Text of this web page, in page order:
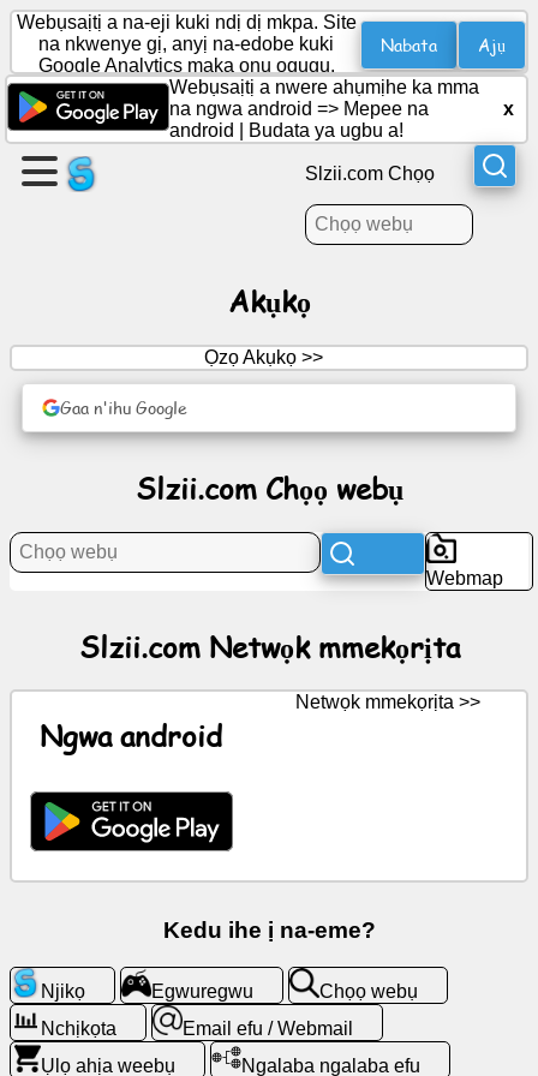
Mepụta
ibe
Mepụta
Akụkọ
Kpaa
Egwuregwu
Chọọ
Webụsaịtị a na-eji kuki ndị dị mkpa. Site
na nkwenye gị, anyị na-edobe kuki
Google Analytics maka ọnụ ọgụgụ.
Nabata Ajụ
Webụsaịtị a nwere ahụmịhe ka mma
na ngwa android => Mepee na
android
Budata ya ugbu a!
x
Slzii.com Chọọ
Akụkọ
Ọzọ Akụkọ >>
Gaa n'ihu Google
Slzii.com Chọọ webụ
Webmap
Slzii.com Netwọk mmekọrịta
Ngwa android
Netwọk mmekọrịta >>
Kedu ihe ị na-eme?
Njikọ Egwuregwu
Chọọ webụ
Nchịkọta
Email efu / Webmail
Ụlọ ahịa weebụ
Ngalaba ngalaba efu